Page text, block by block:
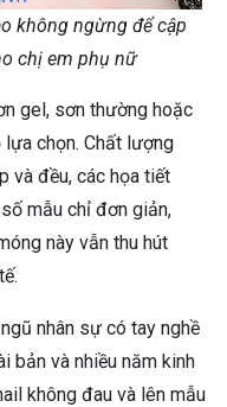
không ngừng để cập
chị em phụ nữ
gel, sơn thường hoặc
lựa chọn. Chất lượng
và đều, các họa tiết
mẫu chỉ đơn giản,
này vẫn thu hút
nhân sự có tay nghề
bản và nhiều năm kinh
không đau và lên mẫu